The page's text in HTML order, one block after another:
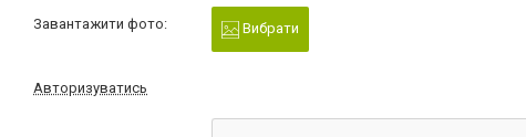
Завантажити фото: Вибрати
Авторизуватись